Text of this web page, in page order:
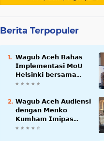
Berita Terpopuler
𝗪𝗮𝗴𝘂𝗯 𝗔𝗰𝗲𝗵 𝗕𝗮𝗵𝗮𝘀
𝗜𝗺𝗽𝗹𝗲𝗺𝗲𝗻𝘁𝗮𝘀𝗶 𝗠𝗼𝗨
𝗛𝗲𝗹𝘀𝗶𝗻𝗸𝗶 𝗯𝗲𝗿𝘀𝗮𝗺𝗮
𝗦𝗲𝗸𝗿𝗲𝘁𝗮𝗿𝗶𝗮𝘁 𝗡𝗲𝗴𝗮𝗿𝗮
𝗪𝗮𝗴𝘂𝗯 𝗔𝗰𝗲𝗵 𝗔𝘂𝗱𝗶𝗲𝗻𝘀𝗶
𝗱𝗲𝗻𝗴𝗮𝗻 𝗠𝗲𝗻𝗸𝗼
𝗞𝘂𝗺𝗵𝗮𝗺 𝗜𝗺𝗶𝗽𝗮𝘀
𝗧𝗲𝗿𝗸𝗮𝗶𝘁 𝗦𝘁𝗮𝘁𝘂𝘀 𝗪𝗮𝗸𝗮𝗳